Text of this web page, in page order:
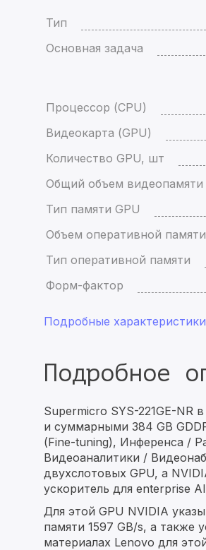
Тип
Основная задача
Процессор (CPU)
Видеокарта (GPU)
Количество GPU, шт
Общий объем видеопамяти
Тип памяти GPU
Объем оперативной
Тип оперативной памяти
Форм-фактор
Подробные характеристики
Подробное
Supermicro SYS-221GE-NR
и суммарными 384 GB
(Fine-tuning), Инференса /
Видеоаналитики /
двухслотовых GPU, а
ускоритель для enterprise
Для этой GPU NVIDIA
памяти 1597 GB/s, а также
материалах Lenovo для